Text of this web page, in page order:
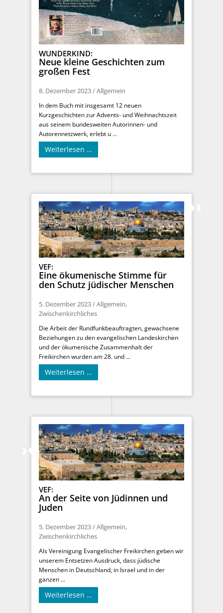
WUNDERKIND:
Neue kleine Geschichten zum
großen Fest
8. Dezember 2023/Allgemein
In dem Buch mit insgesamt 12 neuen
Kurzgeschichten zur Advents- und Weihnachtszeit
aus seinem bundesweiten Autorinnen- und
Autorennetzwerk, erlebt u ...
Weiterlesen …
VEF:
Eine ökumenische Stimme für
den Schutz jüdischer Menschen
5. Dezember 2023/Allgemein,
Zwischenkirchliches
Die Arbeit der Rundfunkbeauftragten, gewachsene
Beziehungen zu den evangelischen Landeskirchen
und der ökumenische Zusammenhalt der
Freikirchen wurden am 28. und ...
Weiterlesen …
VEF:
An der Seite von Jüdinnen und
Juden
5. Dezember 2023/Allgemein,
Zwischenkirchliches
Als Vereinigung Evangelischer Freikirchen geben wir
unserem Entsetzen Ausdruck, dass jüdische
Menschen in Deutschland, in Israel und in der
ganzen ...
Weiterlesen …